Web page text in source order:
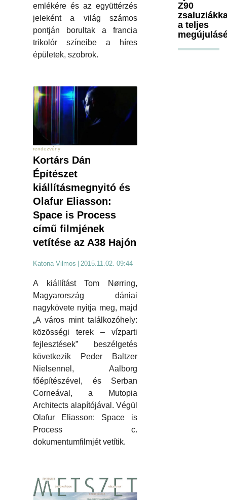
emlékére és az együttérzés
jeleként a világ számos
pontján borultak a francia
trikolór színeibe a híres
épületek, szobrok.
rendezvény
Kortárs Dán
Építészet
kiállításmegnyitó és
Olafur Eliasson:
Space is Process
című filmjének
vetítése az A38 Hajón
Katona Vilmos 2015.11.02. 09:44
A kiállítást Tom Nørring,
Magyarország dániai
nagykövete nyitja meg, majd
„A város mint találkozóhely:
közösségi terek – vízparti
fejlesztések” beszélgetés
következik Peder Baltzer
Nielsennel, Aalborg
főépítészével, és Serban
Corneával, a Mutopia
Architects alapítójával. Végül
Olafur Eliasson: Space is
Process c.
dokumentumfilmjét vetítik.
Z90
a teljes